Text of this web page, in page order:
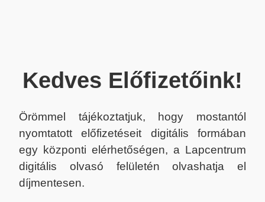
Kedves Előfizetőink!
Örömmel tájékoztatjuk, hogy mostantól
nyomtatott előfizetéseit digitális formában
egy központi elérhetőségen, a Lapcentrum
digitális olvasó felületén olvashatja el
díjmentesen.